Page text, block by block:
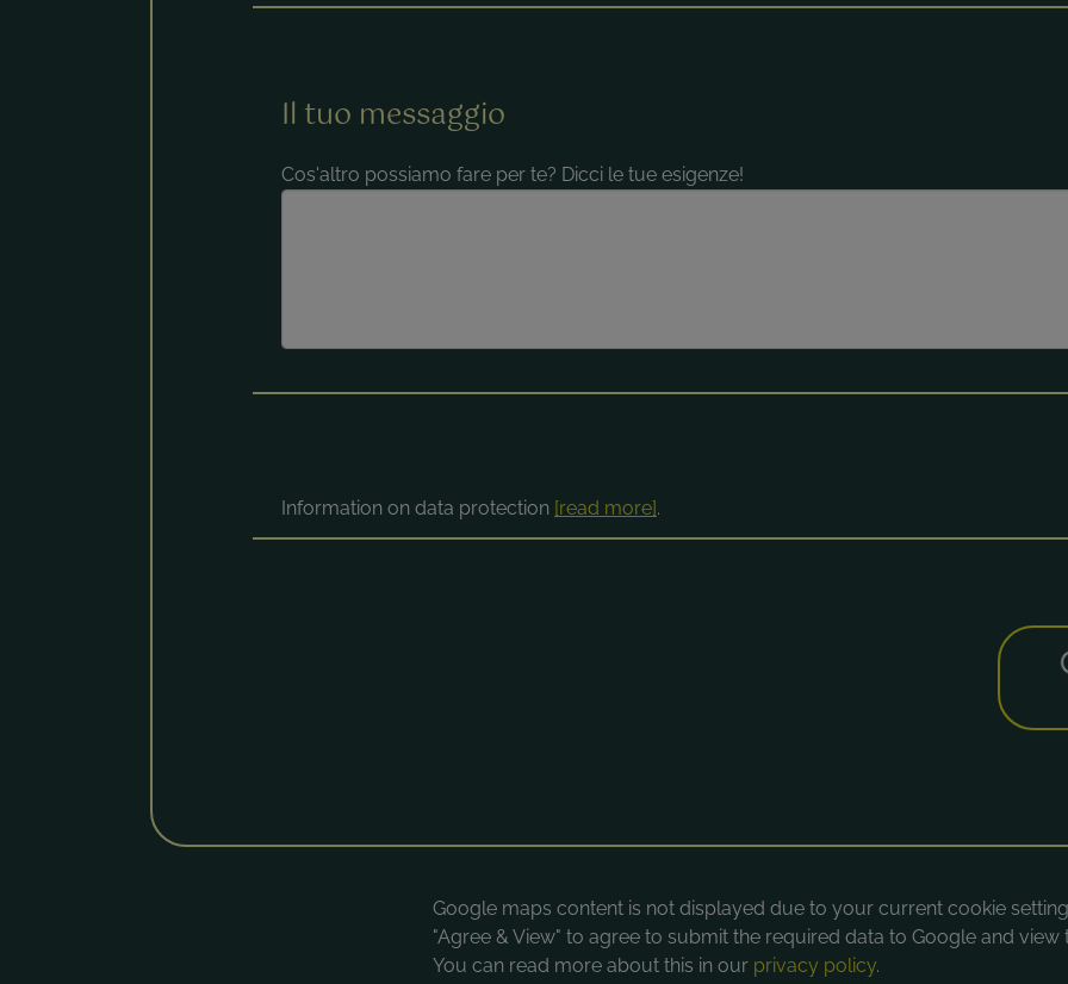
Il tuo messaggio
Cos'altro possiamo fare per te? Dicci le tue esigenze!
Information on data protection [read more].
Google maps content is not displayed due to your current cookie
"Agree & View" to agree to submit the required data to Google and view
You can read more about this in our privacy policy.